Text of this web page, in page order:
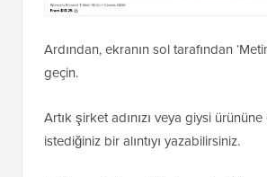
Ardından, ekranın sol tarafından
geçin.
Artık şirket adınızı veya giysi
istediğiniz bir alıntıyı yazabilirsiniz.